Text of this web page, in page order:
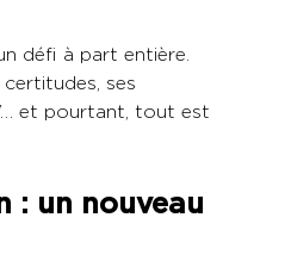
défi à part entière.
ses
et pourtant, tout est
: un nouveau